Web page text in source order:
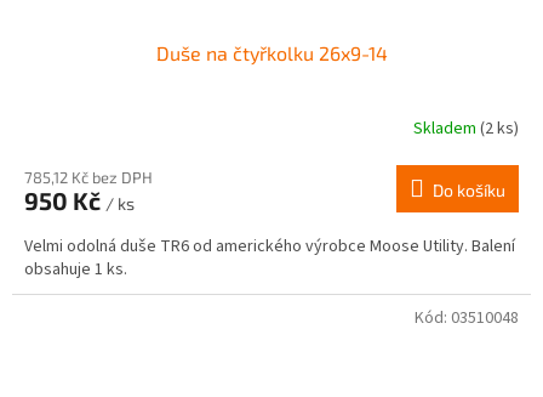
Duše na čtyřkolku 26x9-14
Skladem (2 ks)
785,12 Kč bez DPH
950 Kč / ks
Do košíku
Velmi odolná duše TR6 od amerického výrobce Moose Utility. Balení
obsahuje 1 ks.
Kód: 03510048